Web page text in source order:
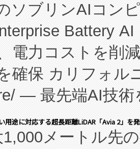
(FCCM™) プ
イオ医薬品製造
ドバッチ施設の
プライチェーン
張性が高く、持
活用した現地生
の費用負担を大
ソブリンAIコン
Battery
電力コストを削
確保 カリフォル
— 最先端AI技術
・アンド：本社
平）と、エンタ
用途に対応する超長距離LiDAR「Avia 2」を
1,000メートル先